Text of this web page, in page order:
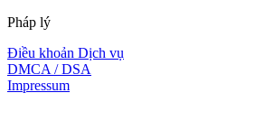
Pháp lý
Điều khoản Dịch vụ
DMCA / DSA
Impressum